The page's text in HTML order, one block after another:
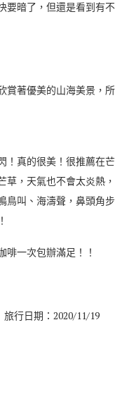
要暗了，但還是看到有
賞著優美的山海美景，
！真的很美！很推薦在
草，天氣也不會太炎熱
鳥叫、海濤聲，鼻頭角
啡一次包辦滿足！！
旅行日期：2020/11/19